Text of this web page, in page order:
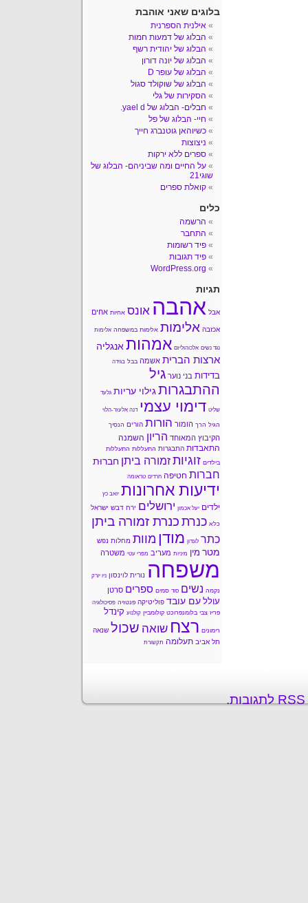
בלוגים שאני אוהבת
אילנית הספרנית
הבלוג של דמעות חמות
הבלוג של יהודית רשף
הבלוג של יונה דורון
הבלוג של עופר D
הבלוג של שוקולד סגול
הסקירות של גלי
חבלים- הבלוג של yael d.
חיי- הבלוג של פל
כשיוהאן גוטנברג חייך
ניצוצות
ספרים ללא ירקות
על החיים ומה שביניהם- הבלוג של
שוגי21
קואלת ספרים
כלים
הרשמה
התחבר
פיד רשומות
פיד תגובות
WordPress.org
תגיות
אבל אהבה אונס אחיות אחים
אכזבה אלימות אלימות במשפחה אלימות
נגד נשים אלכוהוליזם אמהותאנגליה
ארצות הברית אשמה בבל בגידה
בדידות בני נוער גיל
ההתבגרות גילוי עריות גלעד
שליט דימוי עצמי דנה אלעזר-הלוי
הגיל הרך הומור הורות הורים הנסיך
הקיבוץ המאוחד הריון השמנה
התאבדות התבגרות התעללות התעללות
בילדים זוגיותזמורה ביתן חברוּת
חברות חטיפה חרדים טראומה
ידיעות אחרונות יואב כץ
ילדים יעל אכמון ירושלים ירח דבש ישראל
כלא כנרת כנרת זמורה ביתן
כתר לונדון מודן מוות מחלות נפש
מטר מין מיניות מעריב מפרי עטי משטרה
משפחה נורית לוינסון ניו יורק
נקמה נשים סוד סמים ספרים סרטן
עולל עם עובד פוליטיקה פנטזיה פסיכולוגיה
פריז צבי בלומנפרוכט קולומביין קולנוע קינדל
רימונים רצח שואה שכול שנאה
תל אביב תעלומה תקשורת
.